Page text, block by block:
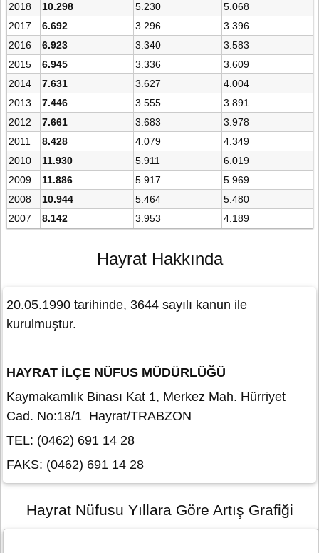
2018
10.298 5.230
5.068
2017
6.692 3.296
3.396
2016
6.923 3.340
3.583
2015
6.945 3.336
3.609
2014
7.631 3.627
4.004
2013
7.446 3.555
3.891
2012
7.661 3.683
3.978
2011
8.428 4.079
4.349
2010
11.930 5.911
6.019
2009
11.886 5.917
5.969
2008
10.944 5.464
5.480
2007
8.142 3.953 4.189
Hayrat Hakkında
20.05.1990 tarihinde, 3644 sayılı kanun ile
kurulmuştur.
HAYRAT İLÇE NÜFUS MÜDÜRLÜĞÜ
Kaymakamlık Binası Kat 1, Merkez Mah. Hürriyet
Cad. No:18/1 Hayrat/TRABZON
TEL: (0462) 691 14 28
FAKS: (0462) 691 14 28
Hayrat Nüfusu Yıllara Göre Artış Grafiği